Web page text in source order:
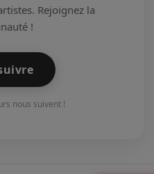
Rejoignez la
!
nous suivent !